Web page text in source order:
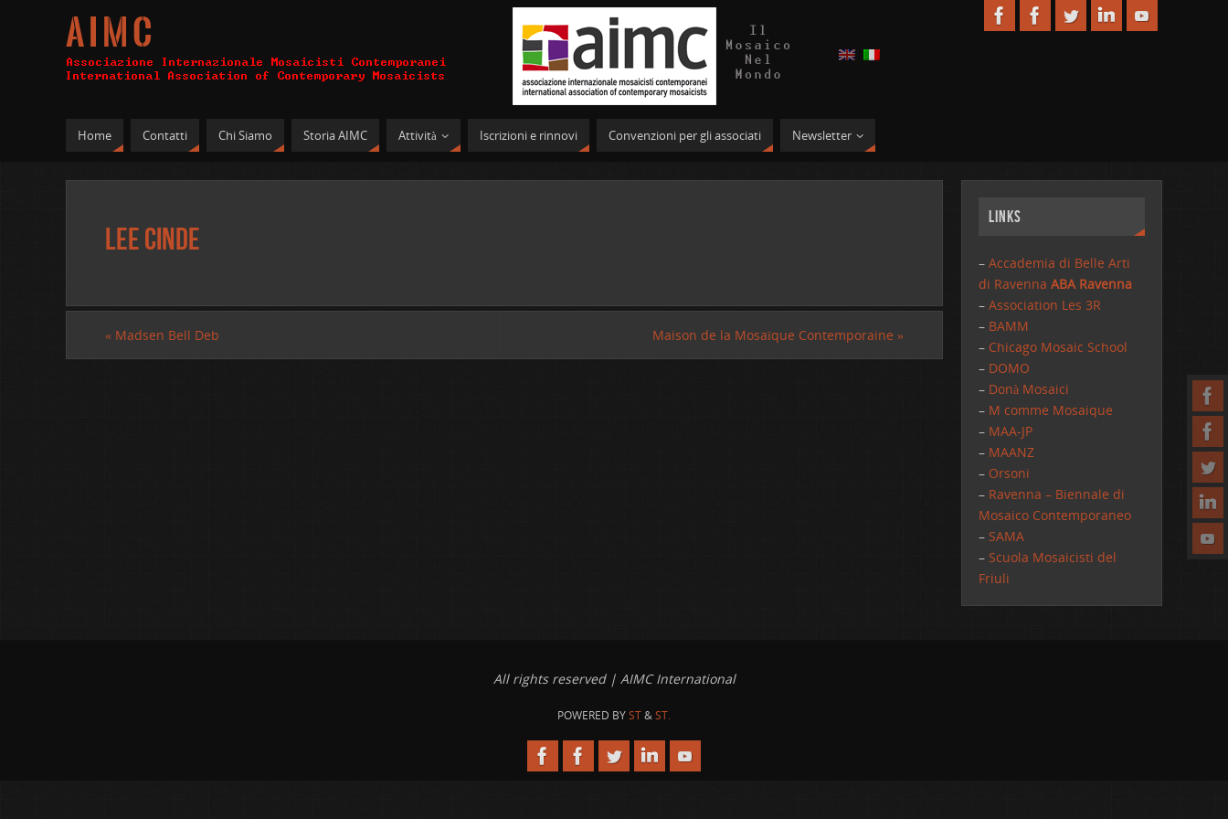
A I M C
Home Contatti Chi Siamo Storia AIMC Attività Iscrizioni e rinnovi Convenzioni per gli associati Newsletter
Lee Cinde
« Madsen Bell Deb Maison de la Mosaïque Contemporaine »
Links
– Accademia di Belle Arti
di RavennaABA Ravenna
–Association Les 3R
– BAMM
– Chicago Mosaic School
– DOMO
– Donà Mosaici
– M comme Mosaique
– MAA-JP
– MAANZ
– Orsoni
– Ravenna – Biennale di
Mosaico Contemporaneo
– SAMA
– Scuola Mosaicisti del
Friuli
All rights reserved | AIMC International
POWERED BYST&ST.